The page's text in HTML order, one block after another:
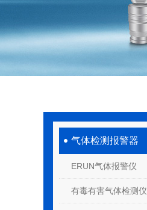
气体检测报警器
ERUN气体报警仪
有毒有害气体检测仪